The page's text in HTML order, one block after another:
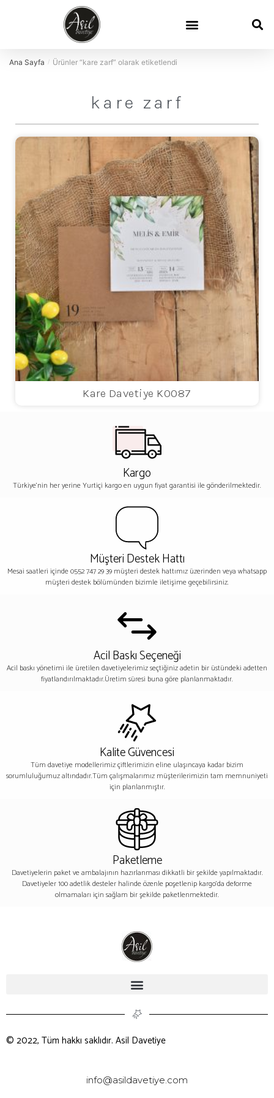
Ana Sayfa / Ürünler “kare zarf” olarak etiketlendi
kare zarf
Kare Davetiye K0087
Kargo
Türkiye'nin her yerine Yurtiçi kargo en uygun fiyat garantisi ile gönderilmektedir.
Müşteri Destek Hattı
Mesai saatleri içinde 0552 747 29 39 müşteri destek hattımız üzerinden veya whatsapp
müşteri destek bölümünden bizimle iletişime geçebilirsiniz.
Acil Baskı Seçeneği
Acil baskı yönetimi ile üretilen davetiyelerimiz seçtiğiniz adetin bir üstündeki adetten
fiyatlandırılmaktadır.Üretim süresi buna göre planlanmaktadır.
Kalite Güvencesi
Tüm davetiye modellerimiz çiftlerimizin eline ulaşıncaya kadar bizim
sorumluluğumuz altındadır.Tüm çalışmalarımız müşterilerimizin tam memnuniyeti
için planlanmıştır.
Paketleme
Davetiyelerin paket ve ambalajının hazırlanması dikkatli bir şekilde yapılmaktadır.
Davetiyeler 100 adetlik desteler halinde özenle poşetlenip kargo’da deforme
olmamaları için sağlam bir şekilde paketlenmektedir.
© 2022, Tüm hakkı saklıdır. Asil Davetiye
info@asildavetiye.com